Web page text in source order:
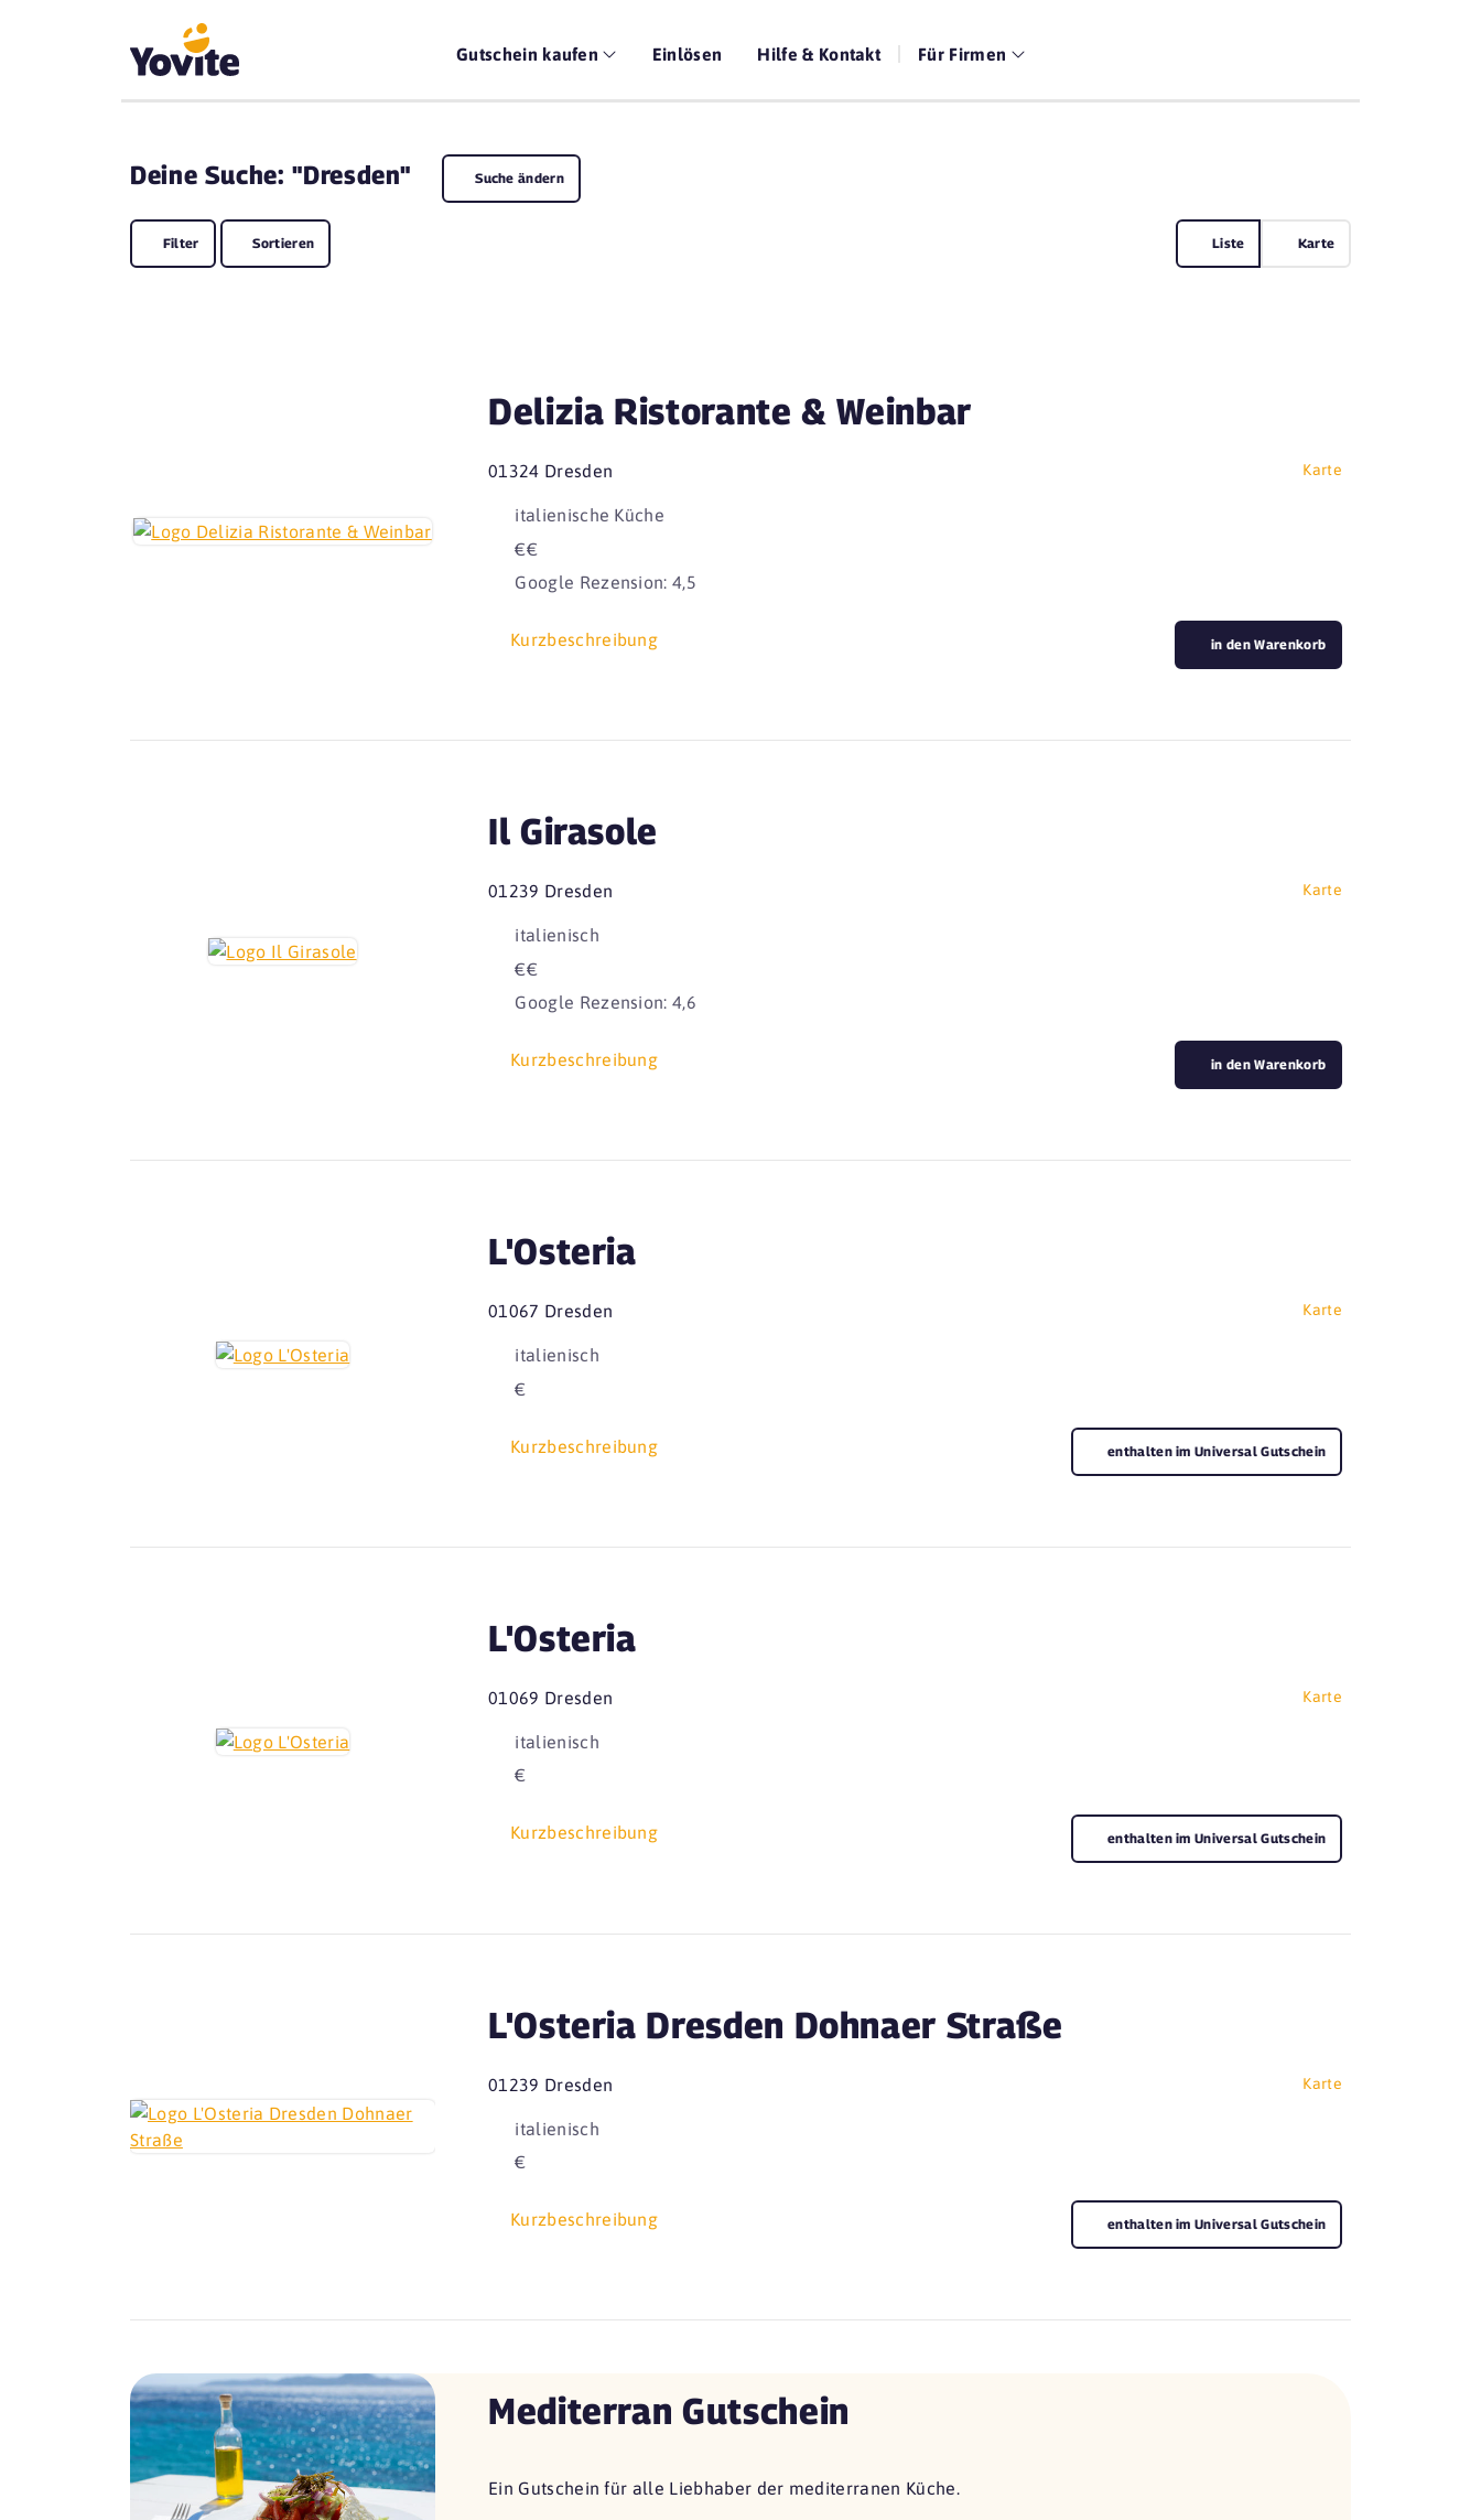
Gutschein kaufen Einlösen Hilfe & Kontakt Für Firmen
Deine Suche: "Dresden" Suche ändern
Filter Sortieren Liste Karte
Delizia Ristorante & Weinbar
01324 Dresden Karte
italienische Küche
€€
Google Rezension: 4,5
Kurzbeschreibung in den Warenkorb
Il Girasole
01239 Dresden Karte
italienisch
€€
Google Rezension: 4,6
Kurzbeschreibung in den Warenkorb
L'Osteria
01067 Dresden Karte
italienisch
€
Kurzbeschreibung enthalten im Universal Gutschein
L'Osteria
01069 Dresden Karte
italienisch
€
Kurzbeschreibung enthalten im Universal Gutschein
L'Osteria Dresden Dohnaer Straße
01239 Dresden Karte
italienisch
€
Kurzbeschreibung enthalten im Universal Gutschein
Mediterran Gutschein
Ein Gutschein für alle Liebhaber der mediterranen Küche.